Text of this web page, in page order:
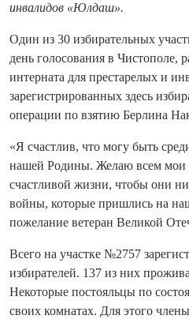
инвалидов «Юлдаш».
Один из 30 избирательных
день голосования в Чистополе,
интерната для престарелых и
зарегистрированных здесь
операции по взятию Берлина
«Я счастлив, что могу быть
нашей Родины. Желаю всем мои
счастливой жизни, чтобы они
войны, которые пришлись на
пожелание ветеран Великой
Всего на участке №2757
избирателей. 137 из них
Некоторые постояльцы по
своих комнатах. Для этого